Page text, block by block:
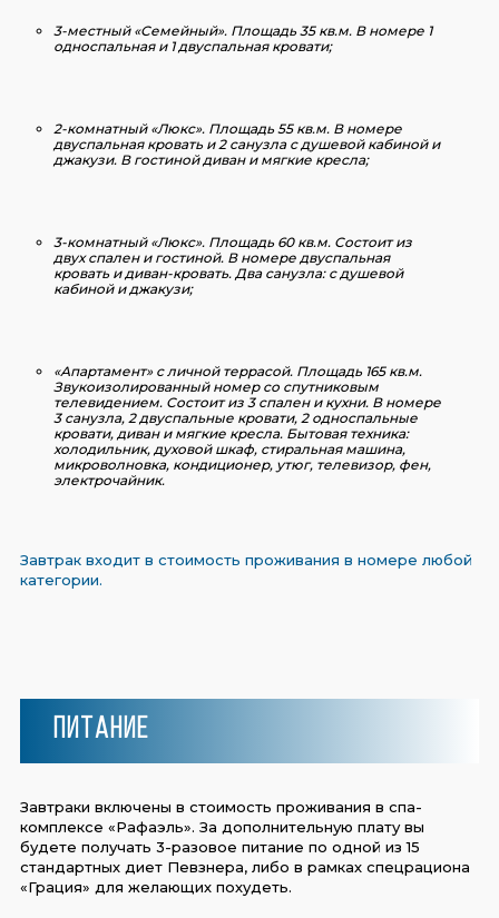
3-местный «Семейный».Площадь 35 кв.м. В номере 1
односпальная и 1 двуспальная кровати;
2-комнатный «Люкс». Площадь 55 кв.м. В номере
двуспальная кровать и 2 санузла с душевой кабиной и
джакузи. В гостиной диван и мягкие кресла;
3-комнатный «Люкс». Площадь 60 кв.м. Состоит из
двух спален и гостиной. В номере двуспальная
кровать и диван-кровать. Два санузла: с душевой
кабиной и джакузи;
«Апартамент» с личной террасой. Площадь 165 кв.м.
Звукоизолированный номер со спутниковым
телевидением. Состоит из 3 спален и кухни. В номере
3 санузла, 2 двуспальные кровати, 2 односпальные
кровати, диван и мягкие кресла. Бытовая техника:
холодильник, духовой шкаф, стиральная машина,
микроволновка, кондиционер, утюг, телевизор, фен,
электрочайник.
Завтрак входит в стоимость проживания в номере любой
категории.
Питание
Завтраки включены в стоимость проживания в спа-
комплексе «Рафаэль». За дополнительную плату вы
будете получать 3-разовое питание по одной из 15
стандартных диет Певзнера, либо в рамках спецрациона
«Грация» для желающих похудеть.